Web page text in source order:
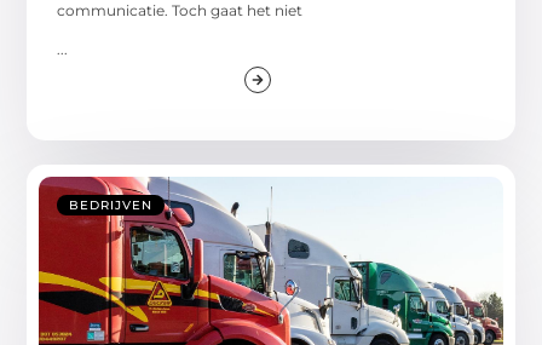
communicatie. Toch gaat het niet
...
BEDRIJVEN